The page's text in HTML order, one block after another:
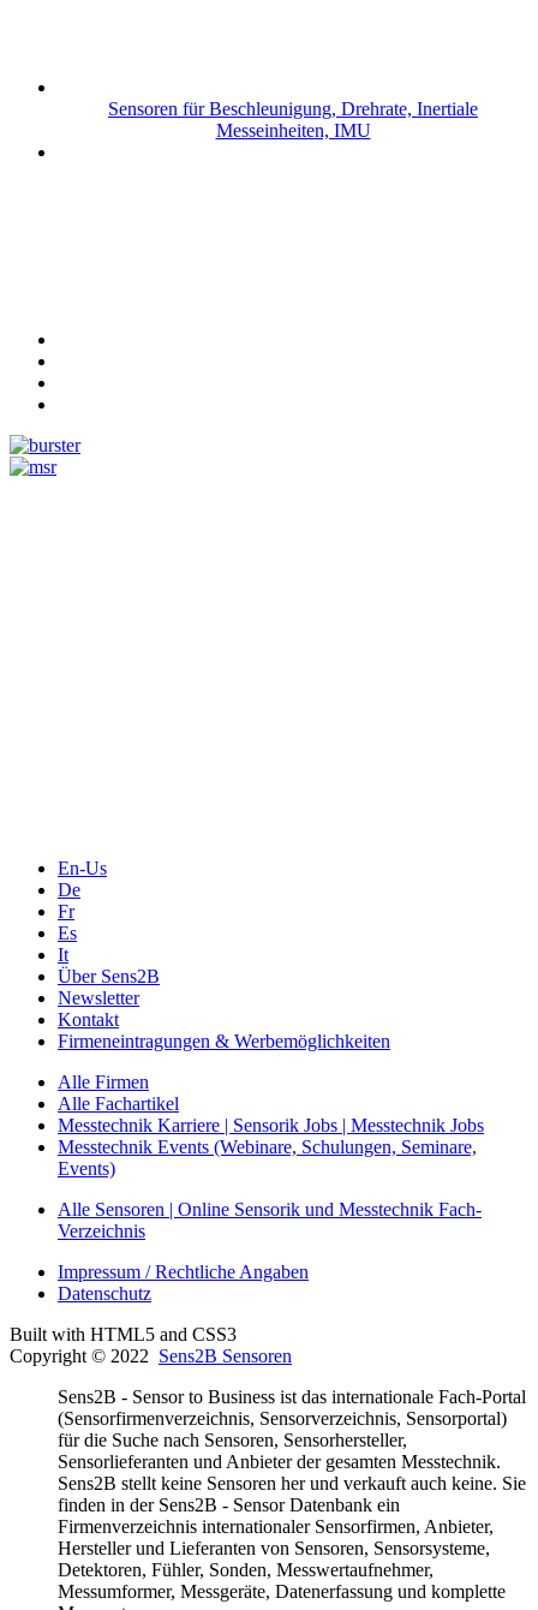
Sensoren für Beschleunigung, Drehrate, Inertiale
Messeinheiten, IMU
En-Us
De
Fr
Es
It
Über Sens2B
Newsletter
Kontakt
Firmeneintragungen & Werbemöglichkeiten
Alle Firmen
Alle Fachartikel
Messtechnik Karriere | Sensorik Jobs | Messtechnik Jobs
Messtechnik Events (Webinare, Schulungen, Seminare,
Events)
Alle Sensoren | Online Sensorik und Messtechnik Fach-
Verzeichnis
Impressum / Rechtliche Angaben
Datenschutz
Built with HTML5 and CSS3
Copyright © 2022 Sens2B Sensoren
Sens2B - Sensor to Business ist das internationale Fach-Portal
(Sensorfirmenverzeichnis, Sensorverzeichnis, Sensorportal)
für die Suche nach Sensoren, Sensorhersteller,
Sensorlieferanten und Anbieter der gesamten Messtechnik.
Sens2B stellt keine Sensoren her und verkauft auch keine. Sie
finden in der Sens2B - Sensor Datenbank ein
Firmenverzeichnis internationaler Sensorfirmen, Anbieter,
Hersteller und Lieferanten von Sensoren, Sensorsysteme,
Detektoren, Fühler, Sonden, Messwertaufnehmer,
Messumformer, Messgeräte, Datenerfassung und komplette